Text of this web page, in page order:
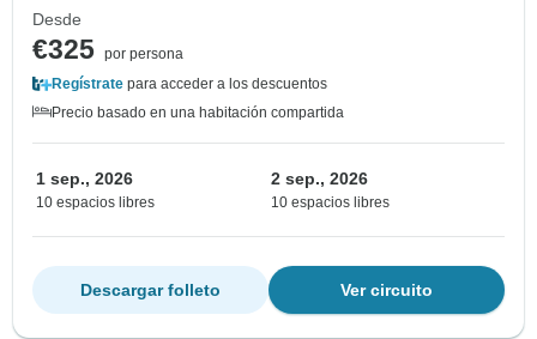
Desde
€325 por persona
Regístrate para acceder a los descuentos
Precio basado en una habitación compartida
1 sep., 2026
10 espacios libres
2 sep., 2026
10 espacios libres
Ver circuito
Descargar folleto